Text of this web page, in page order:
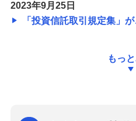
2023年9月25日
「投資信託取引規定集」
もっ